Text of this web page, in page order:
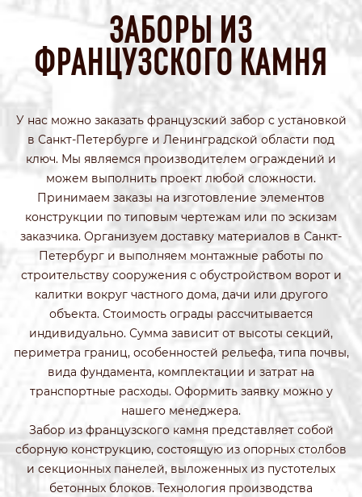
ЗАБОРЫ ИЗ
ФРАНЦУЗСКОГО КАМНЯ
У нас можно заказать французский забор с установкой
в Санкт-Петербурге и Ленинградской области под
ключ. Мы являемся производителем ограждений и
можем выполнить проект любой сложности.
Принимаем заказы на изготовление элементов
конструкции по типовым чертежам или по эскизам
заказчика. Организуем доставку материалов в Санкт-
Петербург и выполняем монтажные работы по
строительству сооружения с обустройством ворот и
калитки вокруг частного дома, дачи или другого
объекта. Стоимость ограды рассчитывается
индивидуально. Сумма зависит от высоты секций,
периметра границ, особенностей рельефа, типа почвы,
вида фундамента, комплектации и затрат на
транспортные расходы. Оформить заявку можно у
нашего менеджера.
Забор из французского камня представляет собой
сборную конструкцию, состоящую из опорных столбов
и секционных панелей, выложенных из пустотелых
бетонных блоков. Технология производства